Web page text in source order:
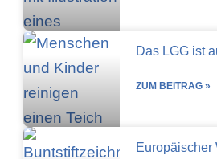
Das LGG ist
ZUM BEITRAG »
Europäischer